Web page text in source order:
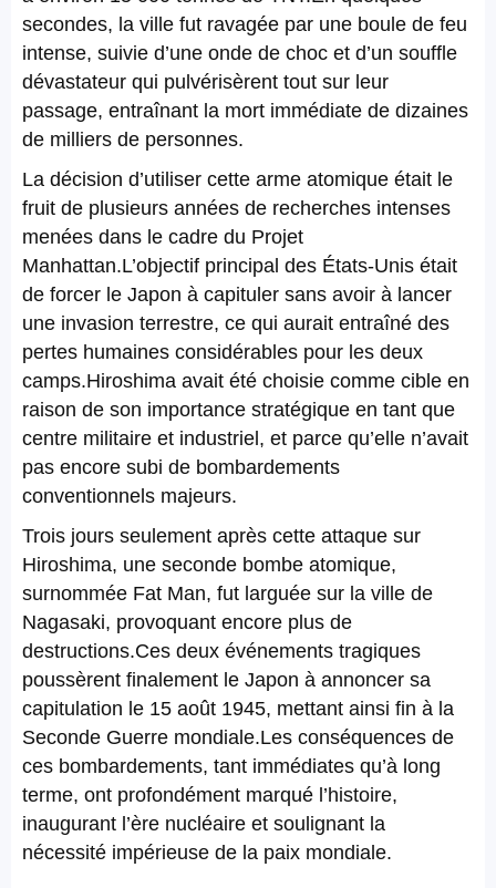
secondes, la ville fut ravagée par une boule de feu
intense, suivie d’une onde de choc et d’un souffle
dévastateur qui pulvérisèrent tout sur leur
passage, entraînant la mort immédiate de dizaines
de milliers de personnes.
La décision d’utiliser cette arme atomique était le
fruit de plusieurs années de recherches intenses
menées dans le cadre du Projet
Manhattan.L’objectif principal des États-Unis était
de forcer le Japon à capituler sans avoir à lancer
une invasion terrestre, ce qui aurait entraîné des
pertes humaines considérables pour les deux
camps.Hiroshima avait été choisie comme cible en
raison de son importance stratégique en tant que
centre militaire et industriel, et parce qu’elle n’avait
pas encore subi de bombardements
conventionnels majeurs.
Trois jours seulement après cette attaque sur
Hiroshima, une seconde bombe atomique,
surnommée Fat Man, fut larguée sur la ville de
Nagasaki, provoquant encore plus de
destructions.Ces deux événements tragiques
poussèrent finalement le Japon à annoncer sa
capitulation le 15 août 1945, mettant ainsi fin à la
Seconde Guerre mondiale.Les conséquences de
ces bombardements, tant immédiates qu’à long
terme, ont profondément marqué l’histoire,
inaugurant l’ère nucléaire et soulignant la
nécessité impérieuse de la paix mondiale.